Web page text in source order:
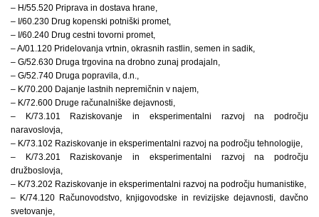
– H/55.520 Priprava in dostava hrane,
– I/60.230 Drug kopenski potniški promet,
– I/60.240 Drug cestni tovorni promet,
– A/01.120 Pridelovanja vrtnin, okrasnih rastlin, semen in sadik,
– G/52.630 Druga trgovina na drobno zunaj prodajaln,
– G/52.740 Druga popravila, d.n.,
– K/70.200 Dajanje lastnih nepremičnin v najem,
– K/72.600 Druge računalniške dejavnosti,
– K/73.101 Raziskovanje in eksperimentalni razvoj na področju
naravoslovja,
– K/73.102 Raziskovanje in eksperimentalni razvoj na področju tehnologije,
– K/73.201 Raziskovanje in eksperimentalni razvoj na področju
družboslovja,
– K/73.202 Raziskovanje in eksperimentalni razvoj na področju humanistike,
– K/74.120 Računovodstvo, knjigovodske in revizijske dejavnosti, davčno
svetovanje,